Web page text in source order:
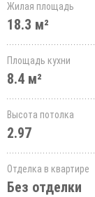
Жилая площадь
18.3 м²
Площадь кухни
8.4 м²
Высота потолка
2.97
Отделка в квартире
Без отделки